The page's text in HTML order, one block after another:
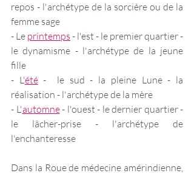
repos - l'archétype de la sorcière ou de la
femme sage
- Le printemps - l'est - le premier quartier -
le dynamisme - l'archétype de la jeune
fille
- L'été -  le sud - la pleine Lune - la
réalisation - l'archétype de la mère
- L'automne - l'ouest - le dernier quartier -
le lâcher-prise - l'archétype de
l'enchanteresse
Dans la Roue de médecine amérindienne,